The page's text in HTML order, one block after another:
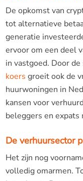
De opkomst van
tot alternatieve
generatie
ervoor om een deel
in vastgoed. Door
koers groeit ook de
huurwoningen in
kansen voor
beleggers en
De verhuursector
Het zijn nog
volledig omarmen.